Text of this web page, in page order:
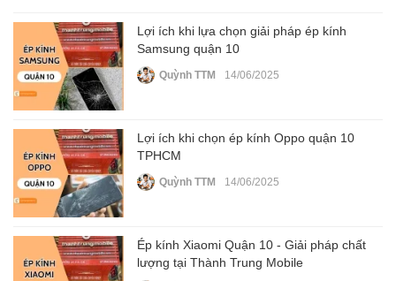
Lợi ích khi lựa chọn giải pháp ép kính
Samsung quận 10
Quỳnh TTM 14/06/2025
Lợi ích khi chọn ép kính Oppo quận 10
TPHCM
Quỳnh TTM 14/06/2025
Ép kính Xiaomi Quận 10 - Giải pháp chất
lượng tại Thành Trung Mobile